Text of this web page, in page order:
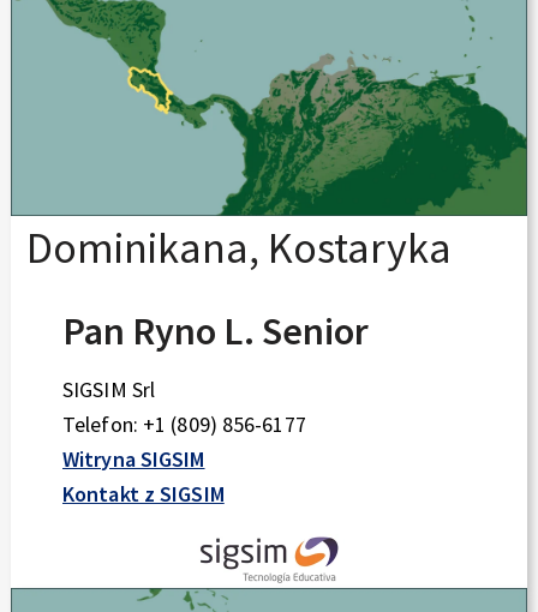
Dominikana, Kostaryka
Pan Ryno L. Senior
SIGSIM Srl
Telefon: +1 (809) 856-6177
Witryna SIGSIM
Kontakt z SIGSIM